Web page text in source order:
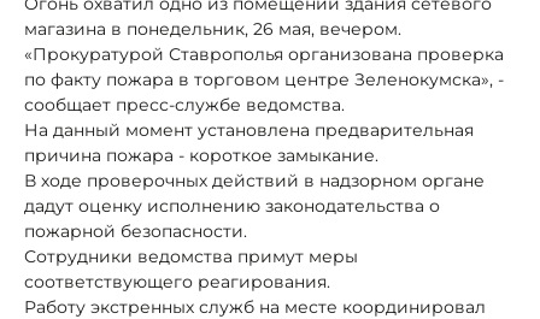
магазина в понедельник, 26 мая, вечером.
«Прокуратурой Ставрополья организована проверка
по факту пожара в торговом центре Зеленокумска», -
сообщает пресс-службе ведомства.
На данный момент установлена предварительная
причина пожара - короткое замыкание.
В ходе проверочных действий в надзорном органе
дадут оценку исполнению законодательства о
пожарной безопасности.
Сотрудники ведомства примут меры
соответствующего реагирования.
Работу экстренных служб на месте координировал